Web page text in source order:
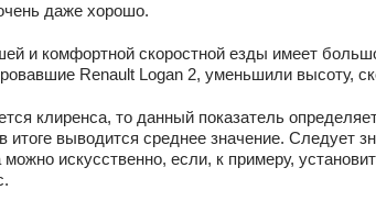
даже хорошо.
и комфортной скоростной езды имеет
Renault Logan 2, уменьшили высоту,
клиренса, то данный показатель
итоге выводится среднее значение. Следует
можно искусственно, если, к примеру,